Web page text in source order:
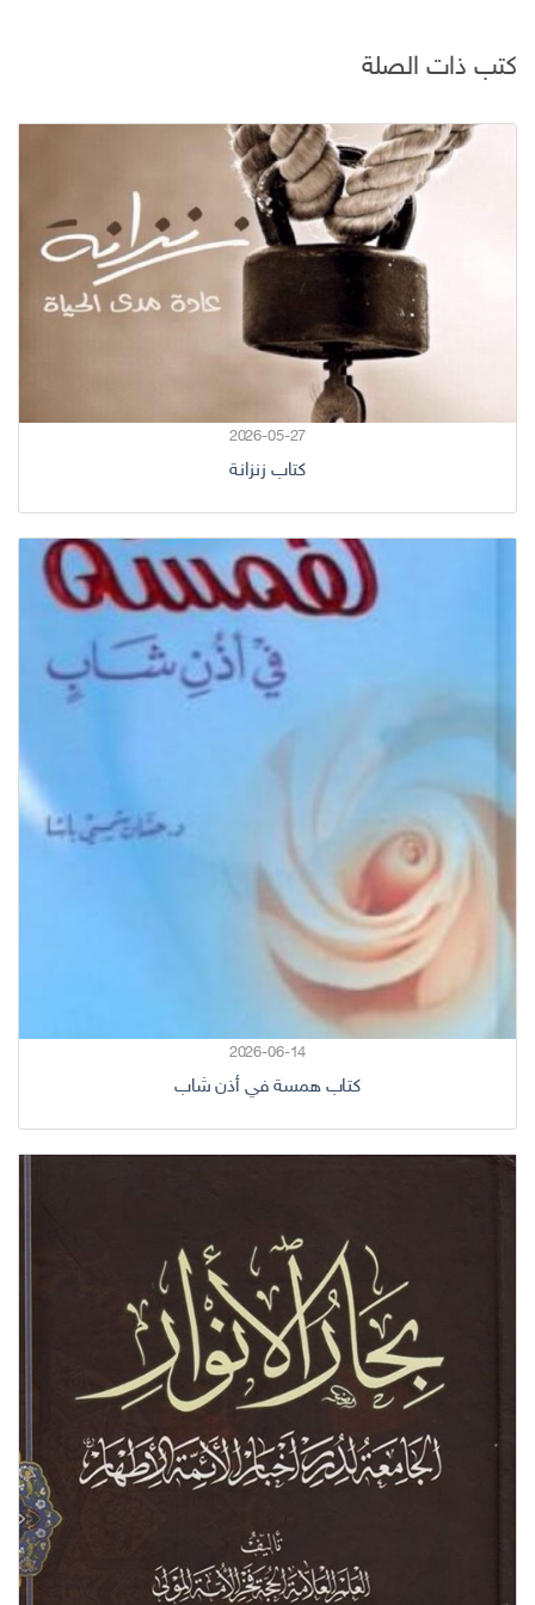
كتب ذات الصلة
2026-05-27
كتاب زنزانة
2026-06-14
كتاب همسة في أذن شاب